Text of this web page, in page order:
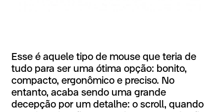
Esse é aquele tipo de mouse que teria de
tudo para ser uma ótima opção: bonito,
compacto, ergonômico e preciso. No
entanto, acaba sendo uma grande
decepção por um detalhe: o scroll, quando